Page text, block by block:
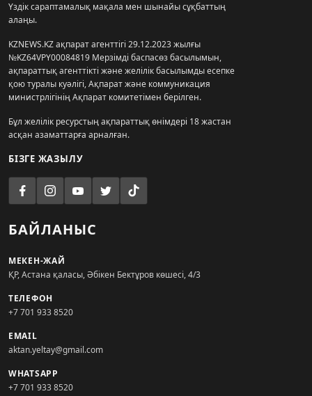
Үздік сараптамалық мақала мен шынайы сұқбаттың
алаңы.
KZNEWS.KZ ақпарат агенттігі 29.12.2023 жылғы
№KZ64VPY00084819 Мерзімді баспасөз басылымын,
ақпараттық агенттікті және желілік басылымды есепке
қою туралы куәлігі, Ақпарат және коммуникация
министрлігінің Ақпарат комитетімен берілген.
Бұл желілік ресурстың ақпараттық өнімдері 18 жастан
асқан азаматтарға арналған.
БІЗГЕ ЖАЗЫЛУ
БАЙЛАНЫС
МЕКЕН-ЖАЙ
ҚР, Астана қаласы, Әбікен Бектұров көшесі, 4/3
ТЕЛЕФОН
+7 701 933 8520
EMAIL
aktan.yeltay@gmail.com
WHATSAPP
+7 701 933 8520